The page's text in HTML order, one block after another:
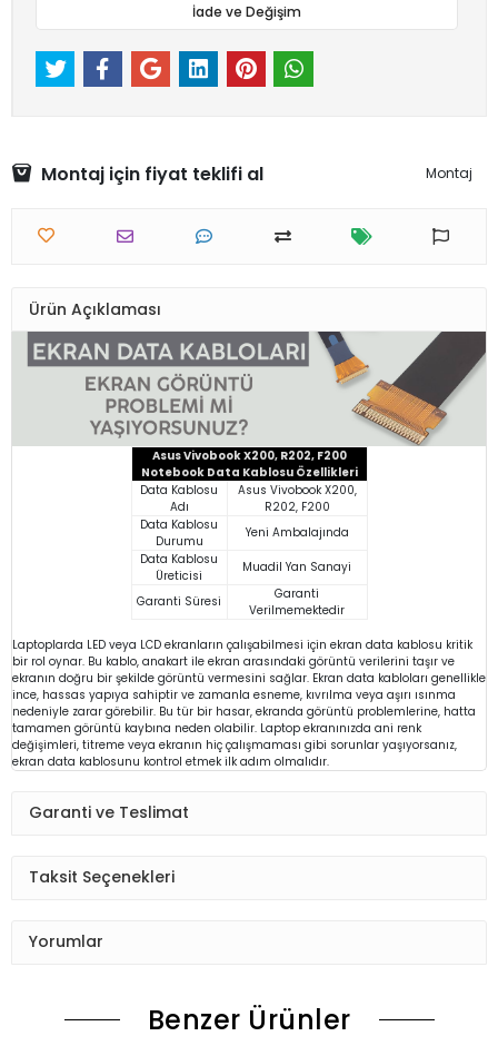
İade ve Değişim
Montaj için fiyat teklifi al Montaj
Ürün Açıklaması
Asus Vivobook X200, R202, F200
Notebook Data Kablosu Özellikleri
Data Kablosu
Adı
Asus Vivobook X200,
R202, F200
Data Kablosu
Durumu
Yeni Ambalajında
Data Kablosu
Üreticisi
Muadil Yan Sanayi
Garanti Süresi
Garanti
Verilmemektedir
Laptoplarda LED veya LCD ekranların çalışabilmesi için ekran data kablosu kritik
bir rol oynar. Bu kablo, anakart ile ekran arasındaki görüntü verilerini taşır ve
ekranın doğru bir şekilde görüntü vermesini sağlar. Ekran data kabloları genellikle
ince, hassas yapıya sahiptir ve zamanla esneme, kıvrılma veya aşırı ısınma
nedeniyle zarar görebilir. Bu tür bir hasar, ekranda görüntü problemlerine, hatta
tamamen görüntü kaybına neden olabilir. Laptop ekranınızda ani renk
değişimleri, titreme veya ekranın hiç çalışmaması gibi sorunlar yaşıyorsanız,
ekran data kablosunu kontrol etmek ilk adım olmalıdır.
Garanti ve Teslimat
Taksit Seçenekleri
Yorumlar
Benzer Ürünler